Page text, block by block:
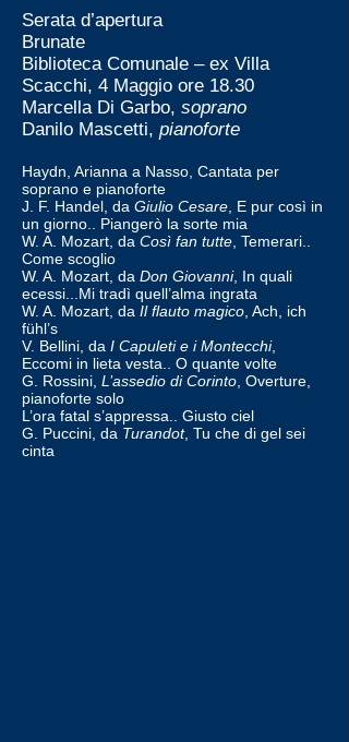
Serata d’apertura
Brunate
Biblioteca Comunale – ex Villa
Scacchi, 4 Maggio ore 18.30
Marcella Di Garbo, soprano
Danilo Mascetti, pianoforte
Haydn, Arianna a Nasso, Cantata per
soprano e pianoforte
J. F. Handel, da Giulio Cesare , E pur così in
un giorno.. Piangerò la sorte mia
W. A. Mozart, da Così fan tutte , Temerari..
Come scoglio
W. A. Mozart, da Don Giovanni, In quali
ecessi...Mi tradì quell’alma ingrata
W. A. Mozart, da Il flauto magico , Ach, ich
fühl’s
V. Bellini, da I Capuleti e i Montecchi,
Eccomi in lieta vesta.. O quante volte
G. Rossini, L’assedio di Corinto , Overture,
pianoforte solo
L’ora fatal s’appressa.. Giusto ciel
G. Puccini, da Turandot, Tu che di gel sei
cinta